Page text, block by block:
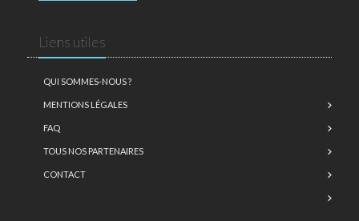
Liens utiles
QUI SOMMES-NOUS ?
MENTIONS LÉGALES
FAQ
TOUS NOS PARTENAIRES
CONTACT